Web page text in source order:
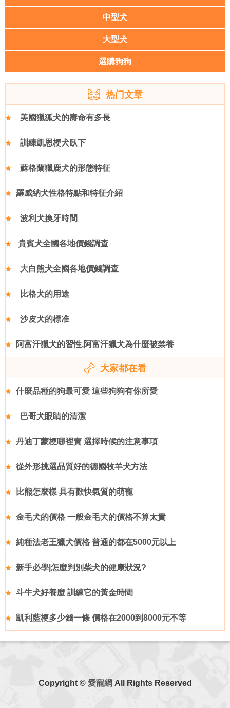
中型犬
大型犬
選購狗狗
热门文章
美國獵狐犬的壽命有多長
訓練凱恩梗犬臥下
蘇格蘭獵鹿犬的形態特征
羅威納犬性格特點和特征介紹
波利犬換牙時間
貴賓犬全國各地價錢調查
大白熊犬全國各地價錢調查
比格犬的用途
沙皮犬的標准
阿富汗獵犬的習性,阿富汗獵犬為什麼被禁養
大家都在看
什麼品種的狗最可愛 這些狗狗有你所愛
巴哥犬眼睛的清潔
丹迪丁蒙梗哪裡賣 選擇時候的注意事項
從外形挑選品質好的德國牧羊犬方法
比熊怎麼樣 具有歡快氣質的萌寵
金毛犬的價格 一般金毛犬的價格不算太貴
純種法老王獵犬價格 普通的都在5000元以上
新手必學|怎麼判別柴犬的健康狀況?
斗牛犬好養麼 訓練它的黃金時間
凱利藍梗多少錢一條 價格在2000到8000元不等
Copyright © 愛寵網 All Rights Reserved